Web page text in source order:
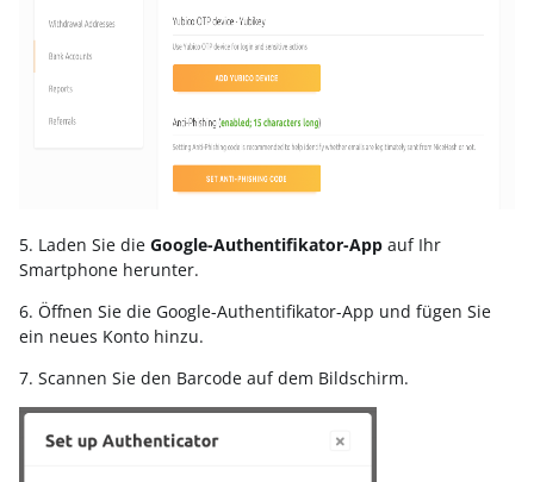
5. Laden Sie die Google-Authentifikator-App auf Ihr
Smartphone herunter.
6. Öffnen Sie die Google-Authentifikator-App und fügen Sie
ein neues Konto hinzu.
7. Scannen Sie den Barcode auf dem Bildschirm.